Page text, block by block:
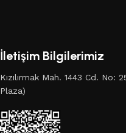
İletişim Bilgilerimiz
Kızılırmak Mah. 1443 Cd. No:
Plaza)